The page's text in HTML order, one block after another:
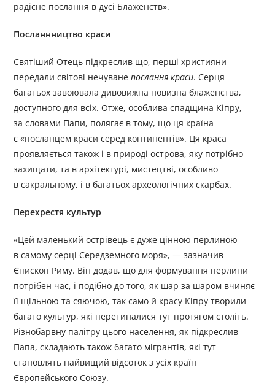
радісне послання в дусі Блаженств».
Посланнництво краси
Святіший Отець підкреслив що, перші християни
передали світові нечуванепослання краси. Серця
багатьох завоювала дивовижна новизна блаженства,
доступного для всіх. Отже, особлива спадщина Кіпру,
за словами Папи, полягає в тому, що ця країна
є «посланцем краси серед континентів». Ця краса
проявляється також і в природі острова, яку потрібно
захищати, та в архітектурі, мистецтві, особливо
в сакральному, і в багатьох археологічних скарбах.
Перехрестя культур
«Цей маленький острівець є дуже цінною перлиною
в самому серці Середземного моря», — зазначив
Єпископ Риму. Він додав, що для формування перлини
потрібен час, і подібно до того, як шар за шаром вчиняє
її щільною та сяючою, так само й красу Кіпру творили
багато культур, які перетиналися тут протягом століть.
Різнобарвну палітру цього населення, як підкреслив
Папа, складають також багато мігрантів, які тут
становлять найвищий відсоток з усіх країн
Європейського Союзу.